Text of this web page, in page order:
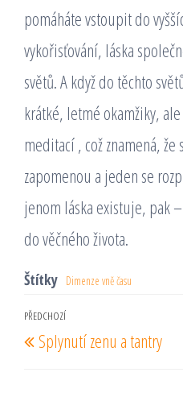
pomáháte vstoupit do
vykořisťování, láska
světů. A když do těchto
krátké, letmé okamžiky,
meditací , což znamená,
zapomenou a jeden se
jenom láska existuje, pak
do věčného života.
Štítky Dimenze vně času
Navigace
pro
Předchozí
příspěvek
PŘEDCHOZÍ
Splynutí zenu a tantry